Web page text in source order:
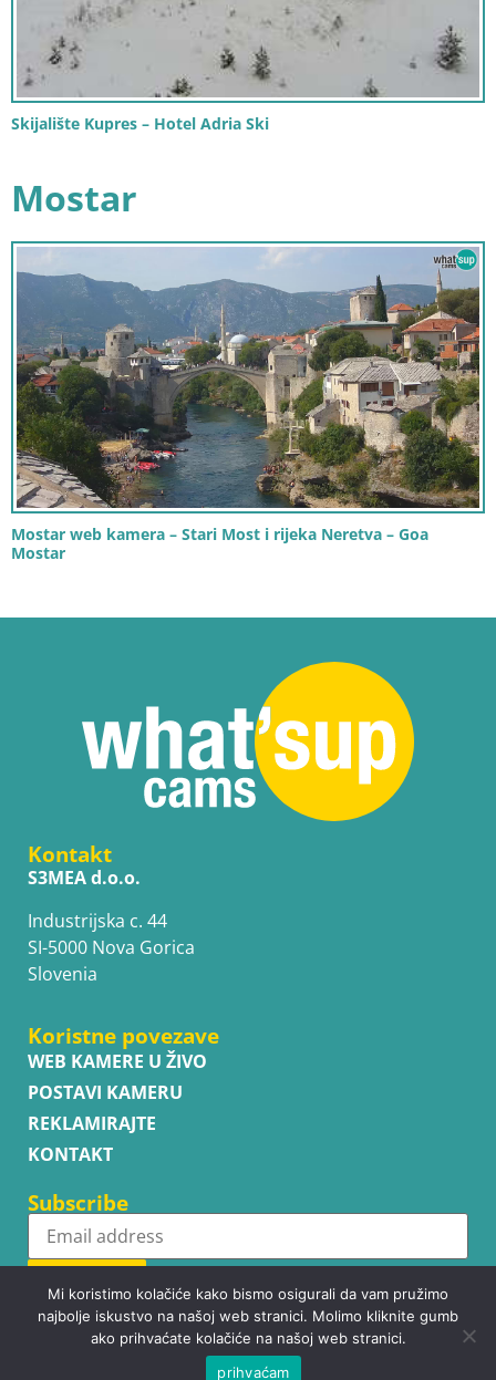
Skijalište Kupres – Hotel Adria Ski
Mostar
Mostar web kamera – Stari Most i rijeka Neretva – Goa
Mostar
Kontakt
S3MEA d.o.o.
Industrijska c. 44
SI-5000 Nova Gorica
Slovenia
Koristne povezave
WEB KAMERE U ŽIVO
POSTAVI KAMERU
REKLAMIRAJTE
KONTAKT
Subscribe
Subscribe
Copyright © WhatsupCams 2016 - 2026. All right reserved.
Mi koristimo kolačiće kako bismo osigurali da vam pružimo
najbolje iskustvo na našoj web stranici. Molimo kliknite gumb
ako prihvaćate kolačiće na našoj web stranici.
prihvaćam